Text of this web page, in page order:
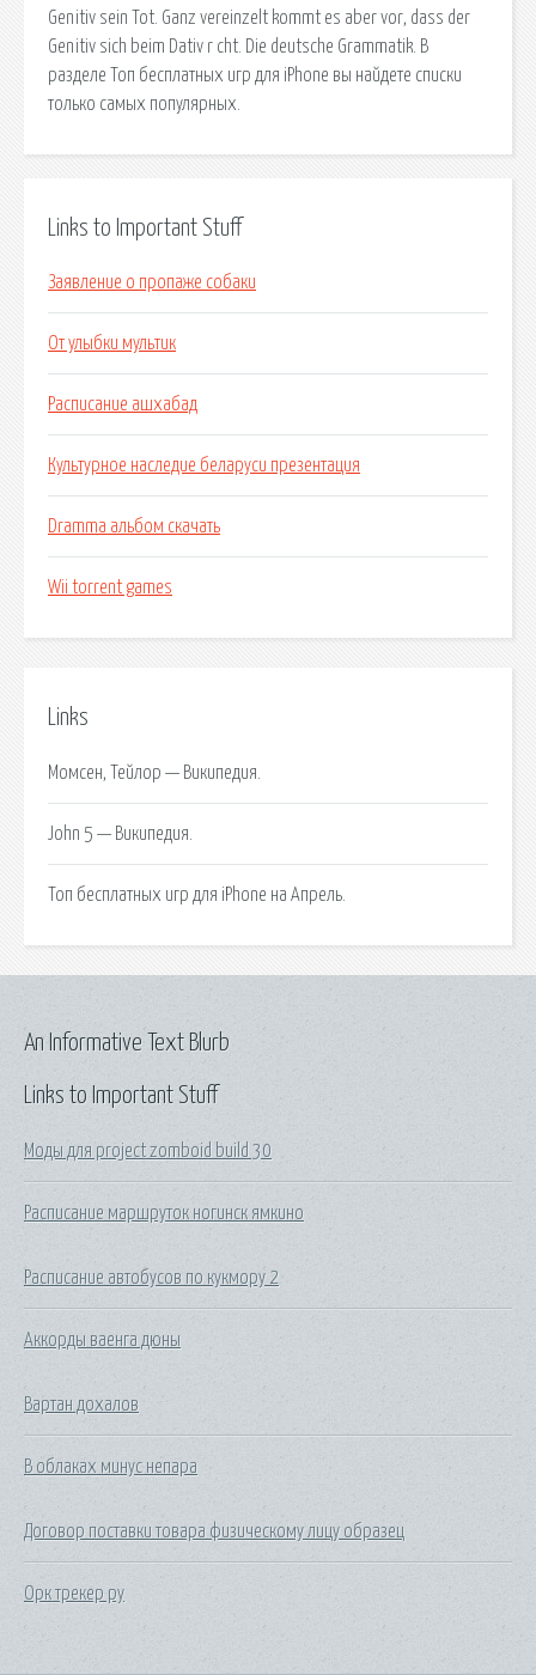
Genitiv sein Tot. Ganz vereinzelt kommt es aber vor, dass der
Genitiv sich beim Dativ r cht. Die deutsche Grammatik. В
разделе Топ бесплатных игр для iPhone вы найдете списки
только самых популярных.
Links to Important Stuff
Заявление о пропаже собаки
От улыбки мультик
Расписание ашхабад
Культурное наследие беларуси презентация
Dramma альбом скачать
Wii torrent games
Links
Момсен, Тейлор — Википедия.
John 5 — Википедия.
Топ бесплатных игр для iPhone на Апрель.
Links to Important Stuff
Моды для project zomboid build 30
Расписание маршруток ногинск ямкино
Расписание автобусов по кукмору 2
Аккорды ваенга дюны
Вартан дохалов
В облаках минус непара
Договор поставки товара физическому лицу образец
Орк трекер ру
An Informative Text Blurb